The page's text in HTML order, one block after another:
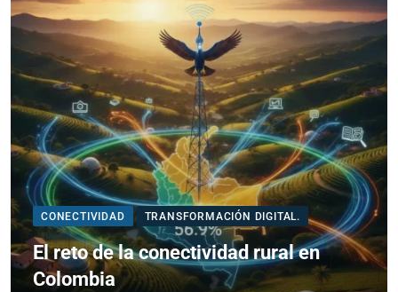
CONECTIVIDAD TRANSFORMACIÓN DIGITAL.
El reto de la conectividad rural en
Colombia